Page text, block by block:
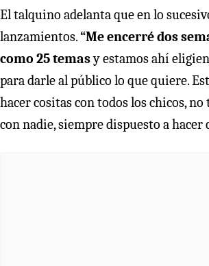
El talquino adelanta que en lo
lanzamientos.“Me encerré dos
como 25 temasy estamos ahí
para darle al público lo que quiere.
hacer cositas con todos los chicos, no
con nadie, siempre dispuesto a hacer